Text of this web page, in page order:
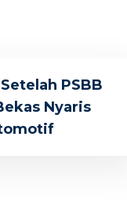
PSBB
Nyaris